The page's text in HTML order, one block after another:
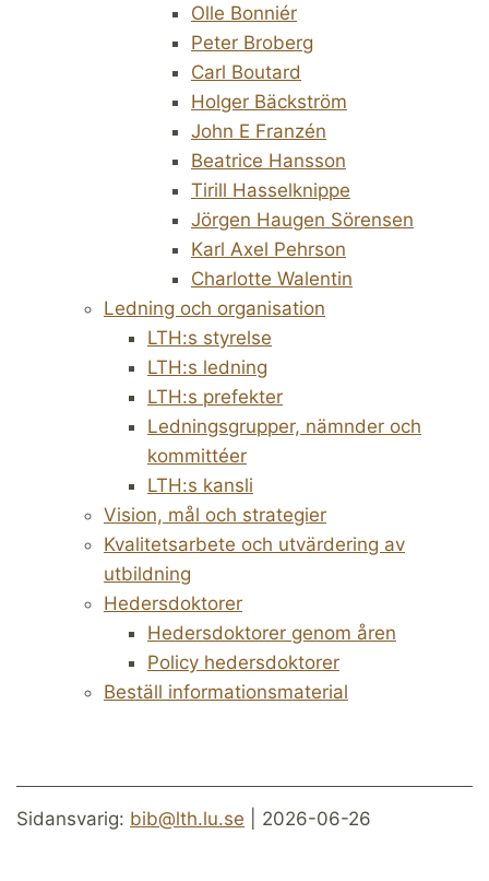
Olle Bonniér
Peter Broberg
Carl Boutard
Holger Bäckström
John E Franzén
Beatrice Hansson
Tirill Hasselknippe
Jörgen Haugen Sörensen
Karl Axel Pehrson
Charlotte Walentin
Ledning och organisation
LTH:s styrelse
LTH:s ledning
LTH:s prefekter
Ledningsgrupper, nämnder och
kommittéer
LTH:s kansli
Vision, mål och strategier
Kvalitetsarbete och utvärdering av
utbildning
Hedersdoktorer
Hedersdoktorer genom åren
Policy hedersdoktorer
Beställ informationsmaterial
Sidansvarig: bib@lth.lu.se | 2026-06-26